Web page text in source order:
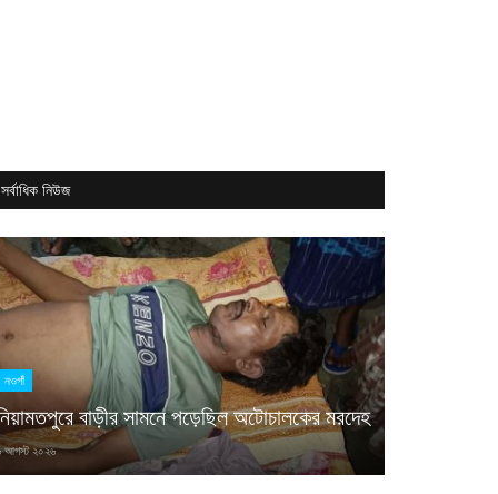
হাসপাতাল ভিসা • 🛵 ডেলিভারি রাইডার • 🏨 হোটেল জব ভিসা • 👩 খাদ্দামা ভিসা • 👔
সর্বাধিক নিউজ
নওগাঁ
বাড়ীর সামনে পড়েছিল অটোচালকের মরদেহ
আগস্ট ২০২৬